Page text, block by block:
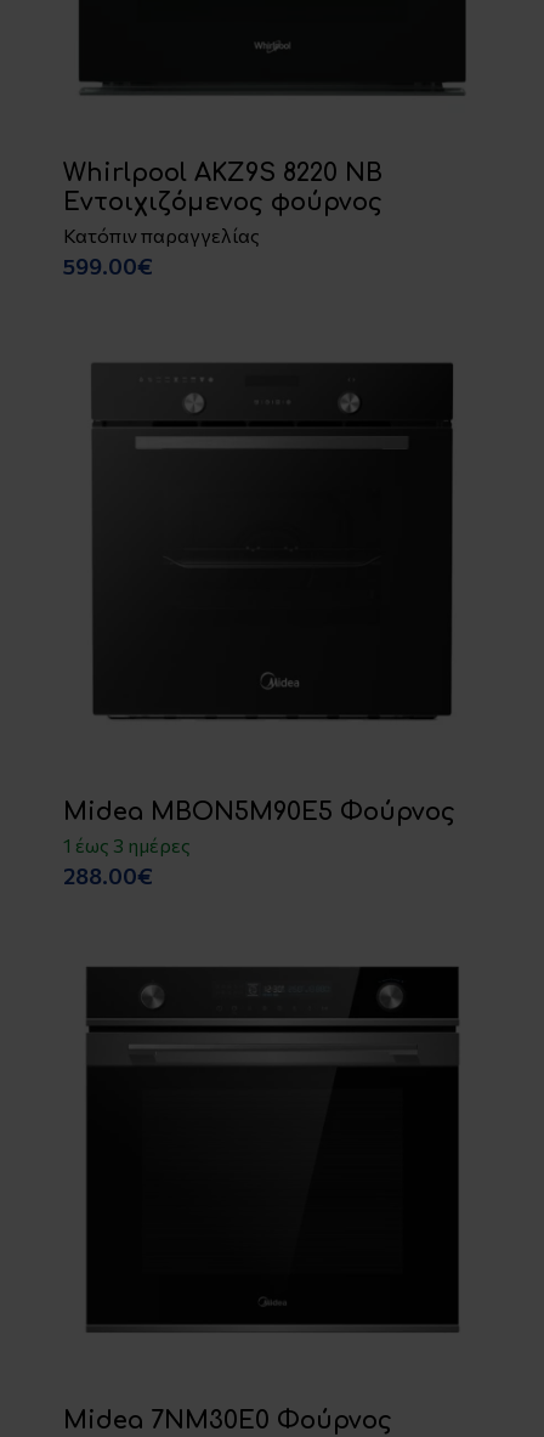
Whirlpool AKZ9S 8220 NB
Εντοιχιζόμενος φούρνος
Κατόπιν παραγγελίας
599.00€
Midea MBON5M90E5 Φούρνος
1 έως 3 ημέρες
288.00€
Midea 7NM30E0 Φούρνος